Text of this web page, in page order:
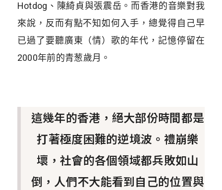
Hotdog、陳綺貞與張震岳。而香港的音樂對我
來說，反而有點不知如何入手，總覺得自己早
已過了要聽廣東（情）歌的年代，記憶停留在
2000年前的青葱歲月。
這幾年的香港，絕大部份時間都是
打著極度困難的逆境波。禮崩樂
壞，社會的各個領域都兵敗如山
倒，人們不大能看到自己的位置與